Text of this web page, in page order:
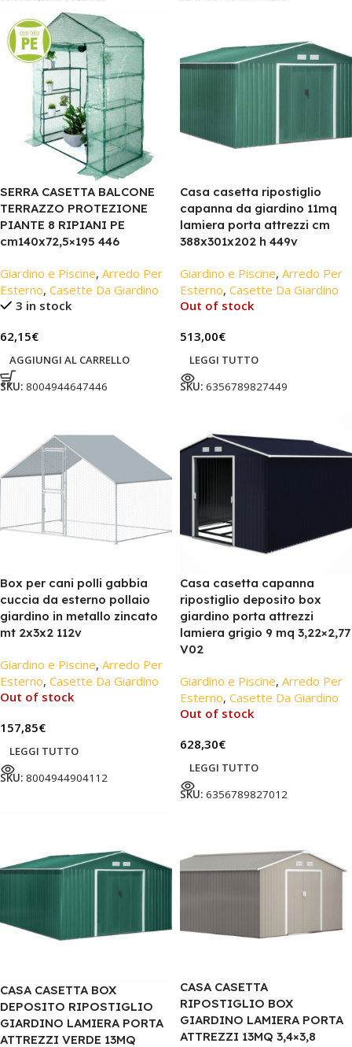
SERRA CASETTA BALCONE
TERRAZZO PROTEZIONE
PIANTE 8 RIPIANI PE
cm140x72,5×195 446
Giardino e Piscine, Arredo Per
Esterno, Casette Da Giardino
3 in stock
62,15€
AGGIUNGI AL CARRELLO
SKU: 8004944647446
Casa casetta ripostiglio
capanna da giardino 11mq
lamiera porta attrezzi cm
388x301x202 h 449v
Giardino e Piscine, Arredo Per
Esterno, Casette Da Giardino
Out of stock
513,00€
LEGGI TUTTO
SKU: 6356789827449
Box per cani polli gabbia
cuccia da esterno pollaio
giardino in metallo zincato
mt 2x3x2 112v
Giardino e Piscine, Arredo Per
Esterno, Casette Da Giardino
Out of stock
157,85€
LEGGI TUTTO
SKU: 8004944904112
Casa casetta capanna
ripostiglio deposito box
giardino porta attrezzi
lamiera grigio 9 mq 3,22×2,77
V02
Giardino e Piscine, Arredo Per
Esterno, Casette Da Giardino
Out of stock
628,30€
LEGGI TUTTO
SKU: 6356789827012
CASA CASETTA BOX
DEPOSITO RIPOSTIGLIO
GIARDINO LAMIERA PORTA
ATTREZZI VERDE 13MQ
CASA CASETTA
RIPOSTIGLIO BOX
GIARDINO LAMIERA PORTA
ATTREZZI 13MQ 3,4×3,8